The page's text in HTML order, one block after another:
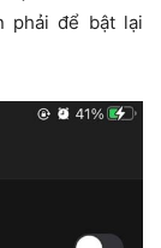
phải để bật lại